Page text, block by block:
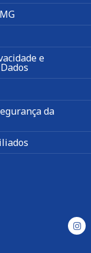
e
da